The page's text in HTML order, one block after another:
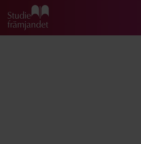
Gå till studiefrämjandets startsida